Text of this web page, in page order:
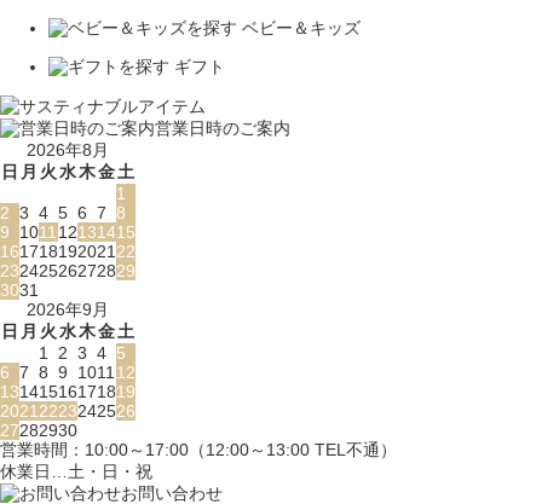
ベビー＆キッズ
ギフト
営業日時のご案内
2026年8月
日 月 火水木金土
1
2 3 4 5 6 7 8
9
1011 12131415
161718192021 22
23242526272829
3031
2026年9月
日 月 火水木金土
1
2 3 4 5
6 7 8 9 1011 12
13141516171819
2021 2223242526
27282930
営業時間：10:00～17:00（12:00～13:00 TEL不通）
休業日…土・日・祝
お問い合わせ